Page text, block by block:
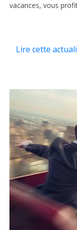
vacances, vous
Lire cette